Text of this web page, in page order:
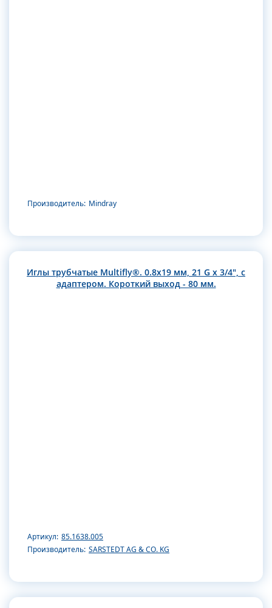
Производитель: Mindray
Иглы трубчатые Multifly®. 0.8х19 мм, 21 G x 3/4", с
адаптером. Короткий выход - 80 мм.
Артикул: 85.1638.005
Производитель: SARSTEDT AG & CO. KG